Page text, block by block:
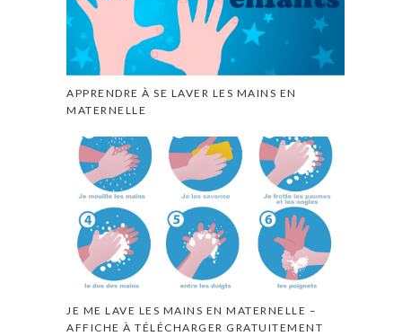
APPRENDRE À SE LAVER LES MAINS EN
MATERNELLE
JE ME LAVE LES MAINS EN MATERNELLE –
AFFICHE À TÉLÉCHARGER GRATUITEMENT